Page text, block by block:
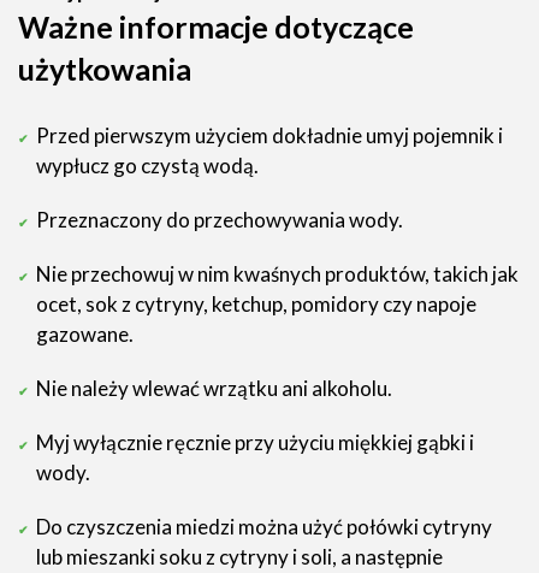
Ważne informacje dotyczące
użytkowania
Przed pierwszym użyciem dokładnie umyj pojemnik i
wypłucz go czystą wodą.
Przeznaczony do przechowywania wody.
Nie przechowuj w nim kwaśnych produktów, takich jak
ocet, sok z cytryny, ketchup, pomidory czy napoje
gazowane.
Nie należy wlewać wrzątku ani alkoholu.
Myj wyłącznie ręcznie przy użyciu miękkiej gąbki i
wody.
Do czyszczenia miedzi można użyć połówki cytryny
lub mieszanki soku z cytryny i soli, a następnie